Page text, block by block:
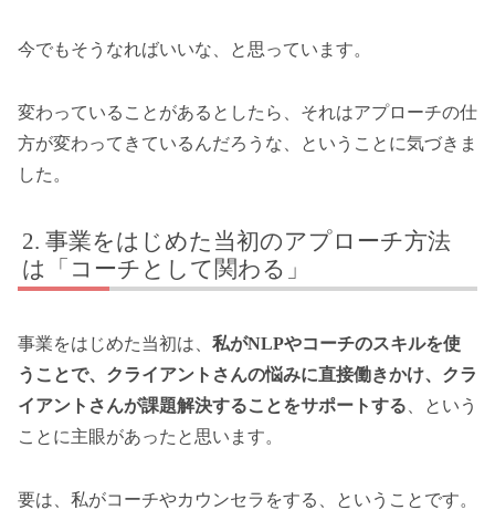
今でもそうなればいいな、と思っています。
変わっていることがあるとしたら、それはアプローチの仕
方が変わってきているんだろうな、ということに気づきま
した。
事業をはじめた当初のアプローチ方法
は「コーチとして関わる」
事業をはじめた当初は、 私がNLPやコーチのスキルを使
うことで、クライアントさんの悩みに直接働きかけ、クラ
イアントさんが課題解決することをサポートする 、という
ことに主眼があったと思います。
要は、私がコーチやカウンセラをする、ということです。